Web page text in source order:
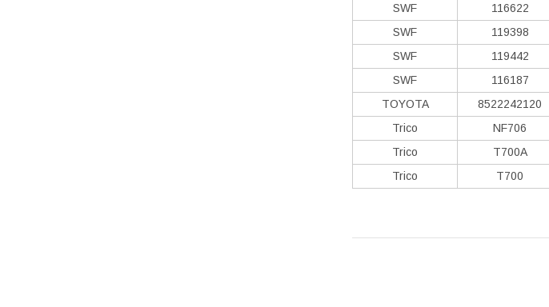
SWF
116622
SWF
119398
SWF
119442
SWF
116187
TOYOTA
8522242120
Trico
NF706
Trico
T700A
Trico
T700